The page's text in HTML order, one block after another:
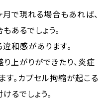
で現れる場合もあれば、
あるでしょう。
違和感があります。
上がりができたり、炎症
す。カプセル拘縮が起こる
るでしょう。